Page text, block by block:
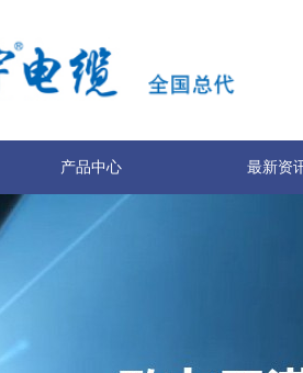
产品中心 最新资
联系我们